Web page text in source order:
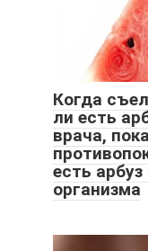
Когда
ли есть
врача,
есть
организма